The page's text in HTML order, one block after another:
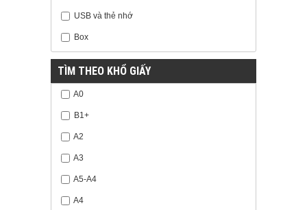
USB và thẻ nhớ
Box
TÌM THEO KHỔ GIẤY
A0
B1+
A2
A3
A5-A4
A4